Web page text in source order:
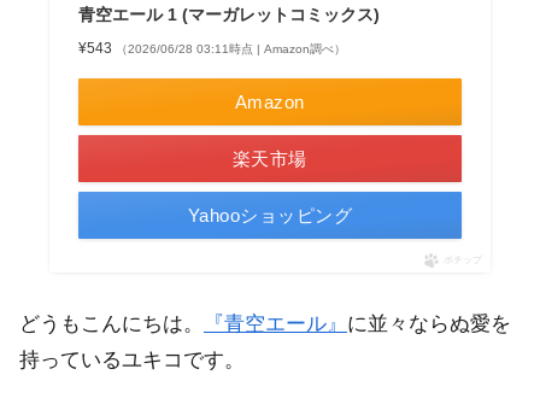
青空エール 1 (マーガレットコミックス)
¥543 （2026/06/28 03:11時点 | Amazon調べ）
Amazon
楽天市場
Yahooショッピング
ポチップ
どうもこんにちは。 『青空エール』 に並々ならぬ愛を
持っているユキコです。